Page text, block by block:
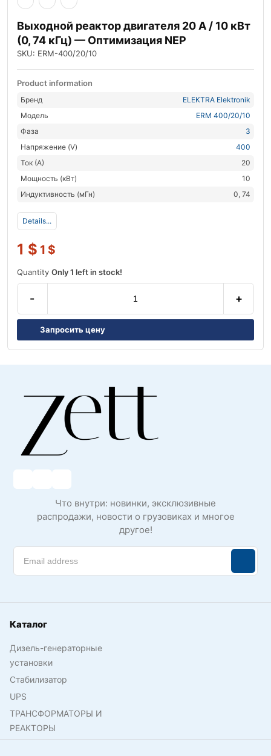
Выходной реактор двигателя 20 А / 10 кВт
(0, 74 кГц) — Оптимизация NEP
SKU: ERM-400/20/10
Product information
Бренд
ELEKTRA Elektronik
Модель
ERM 400/20/10
Фаза
3
Напряжение (V)
400
Ток (А)
20
Мощность (кВт)
10
Индуктивность (мГн)
0, 74
Details...
1 $ 1 $
Quantity Only 1 left in stock!
- +
Запросить цену
Что внутри: новинки, эксклюзивные
распродажи, новости о грузовиках и многое
другое!
Каталог
Дизель-генераторные
установки
Стабилизатор
UPS
ТРАНСФОРМАТОРЫ И
РЕАКТОРЫ